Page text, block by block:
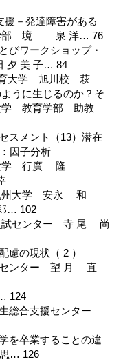
－発達障害がある
学部 境 泉 洋… 76
ワークショップ・
夕 美 子… 84
育大学 旭川校 萩
に生じるのか？そ
学 教育学部 助教
スメント（13）潜在
因子分析
行廣 隆
幸
学 安永 和
102
センター 寺 尾 尚
慮の現状（ 2 ）
センター 望 月 直
124
総合支援センター
を卒業することの違
… 126